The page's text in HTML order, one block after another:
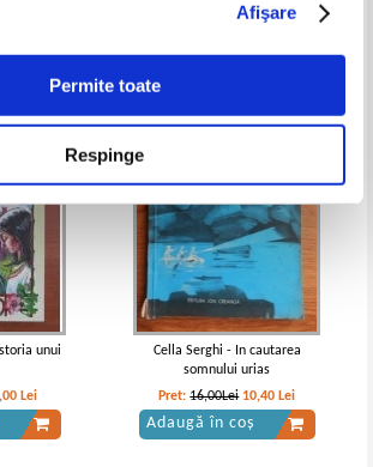
Afişare
Permite toate
Respinge
Adaugă în coș
-20%
unui
Lei
Cella Serghi - In cautarea
somnului urias
Pret:16,00Lei 10,40 Lei
Adaugă în coș